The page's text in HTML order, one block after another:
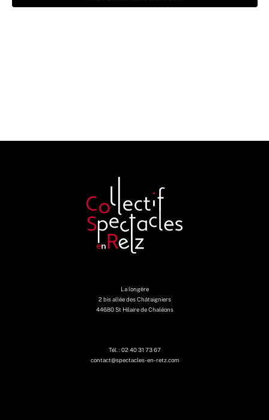
La longère
2 bis allée des Châtaigniers
44680 St Hilaire de Chaléons
Tél. : 02 40 31 73 67
contact@spectacles-en-retz.com